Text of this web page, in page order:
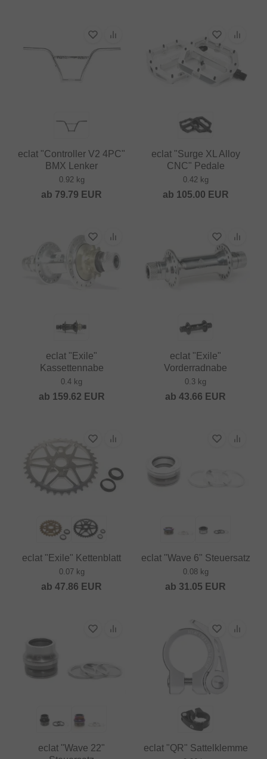
eclat "Controller V2 4PC"
BMX Lenker
0.92 kg
ab 79.79 EUR
eclat "Surge XL Alloy
CNC" Pedale
0.42 kg
ab 105.00 EUR
eclat "Exile"
Kassettennabe
0.4 kg
ab 159.62 EUR
eclat "Exile"
Vorderradnabe
0.3 kg
ab 43.66 EUR
eclat "Exile" Kettenblatt
0.07 kg
ab 47.86 EUR
eclat "Wave 6" Steuersatz
0.08 kg
ab 31.05 EUR
eclat "Wave 22"
eclat "QR" Sattelklemme